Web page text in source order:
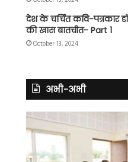
देश के चर्चित कवि-पत्रकार
की खास बातचीत- Part 1
October 13, 2024
अभी-अभी